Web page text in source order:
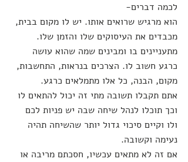
לכמה דברים-
הוא מרגיש שרואים אותו. יש לו מקום בבית,
מכבדים את העיסוקים שלו והזמן שלו.
מתעניינים בו ומבינים שמה שהוא עושה
כרגע חשוב לו. הצרכים בנראות, התחשבות,
מקום, הבנה, כל אלו מתמלאים כרגע.
אתם תקבלו תשובה מתי זה יכול להתאים לו
וכך תוכלו לנהל שיחה שבה יש פניות לכם
ולו וקיים סיכוי גדול יותר שהשיחה תהיה
נעימה וקשובה.
אם זה לא מתאים עכשיו, חסכתם מריבה או